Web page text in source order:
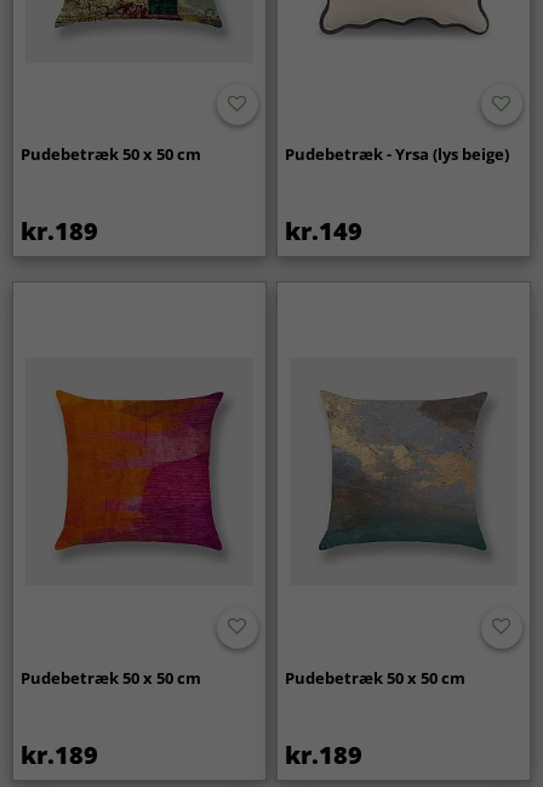
Pudebetræk 50 x 50 cm
kr.189
Pudebetræk - Yrsa (lys beige)
kr.149
Pudebetræk 50 x 50 cm
kr.189
Pudebetræk 50 x 50 cm
kr.189